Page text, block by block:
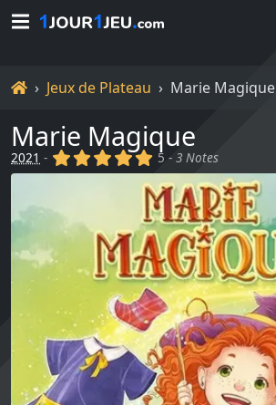
Accueil
Jeux de Plateau Marie Magique
Marie Magique
2021 - (x) (x) (x) (x) (x)
5 -3 Notes